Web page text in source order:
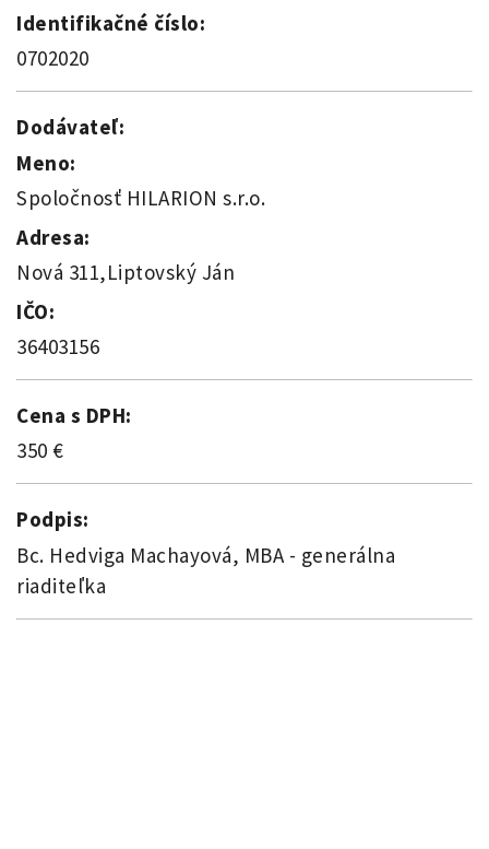
Identifikačné číslo:
0702020
Dodávateľ:
Meno:
Spoločnosť HILARION s.r.o.
Adresa:
Nová 311,Liptovský Ján
IČO:
36403156
Cena s DPH:
350 €
Podpis:
Bc. Hedviga Machayová, MBA - generálna
riaditeľka